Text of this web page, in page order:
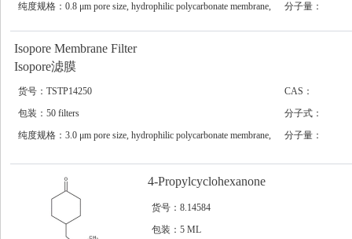
纯度规格：0.8 μm pore size, hydrophilic polycarbonate membrane,
分子量：
Isopore Membrane Filter
Isopore滤膜
货号：TSTP14250
CAS：
包装：50 filters
分子式：
纯度规格：3.0 μm pore size, hydrophilic polycarbonate membrane,
分子量：
4-Propylcyclohexanone
货号：8.14584
包装：5 ML